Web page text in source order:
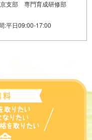
京支部 専門育成研修部
平日09:00-17:00